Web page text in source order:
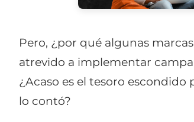
Pero, ¿por qué algunas
atrevido a implementar
¿Acaso es el tesoro escondido
lo contó?